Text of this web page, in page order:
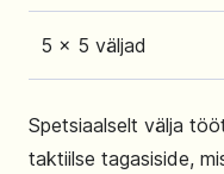
5 x 5 väljad
Spetsiaalselt välja
taktiilse tagasiside,